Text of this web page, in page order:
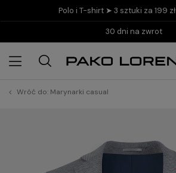
Polo i T-shirt ➤ 3 sztuki za 199 zł
30 dni na zwrot
Wróć do: Marynarki casual